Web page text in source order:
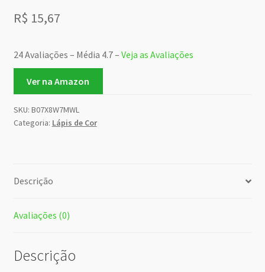
R$ 15,67
24 Avaliações – Média 4.7 – Veja as Avaliações
Ver na Amazon
SKU: B07X8W7MWL
Categoria: Lápis de Cor
Descrição
Avaliações (0)
Descrição